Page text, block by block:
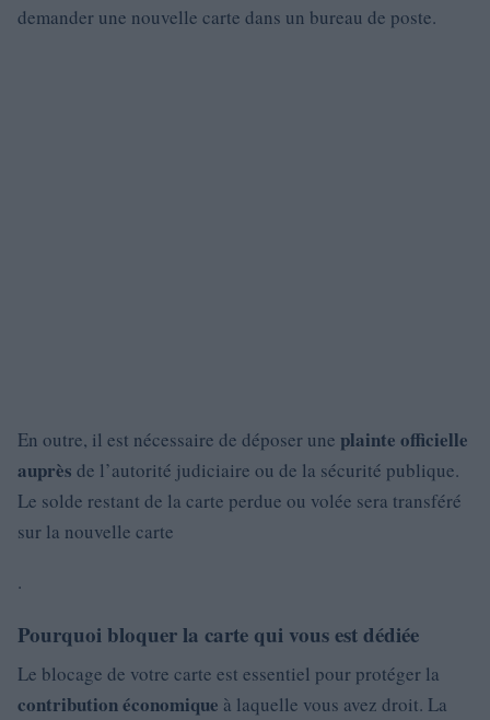
demander une nouvelle carte dans un bureau de poste.
En outre, il est nécessaire de déposer une plainte officielle
auprès de l’autorité judiciaire ou de la sécurité publique.
Le solde restant de la carte perdue ou volée sera transféré
sur la nouvelle carte
.
Pourquoi bloquer la carte qui vous est dédiée
Le blocage de votre carte est essentiel pour protéger la
contribution économique à laquelle vous avez droit. La